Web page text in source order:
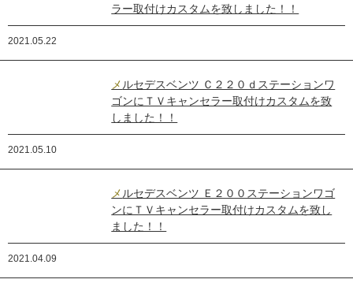
ラー取付けカスタムを致しました！！
2021.05.22
メルセデスベンツ Ｃ２２０ｄステーションワ
ゴンにＴＶキャンセラー取付けカスタムを致
しました！！
2021.05.10
メルセデスベンツ Ｅ２００ステーションワゴ
ンにＴＶキャンセラー取付けカスタムを致し
ました！！
2021.04.09